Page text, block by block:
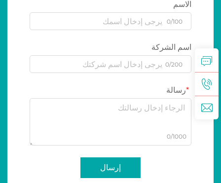
الاسم
0/100
اسم الشركة
0/200
رسالة
0/1000
إرسال